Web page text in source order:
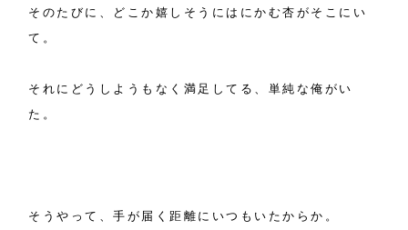
そのたびに、どこか嬉しそうにはにかむ杏がそこにい
て。
それにどうしようもなく満足してる、単純な俺がい
た。
そうやって、手が届く距離にいつもいたからか。